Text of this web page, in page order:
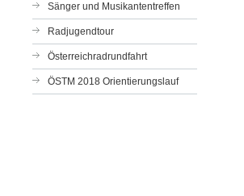
Sänger und Musikantentreffen
Radjugendtour
Österreichradrundfahrt
ÖSTM 2018 Orientierungslauf